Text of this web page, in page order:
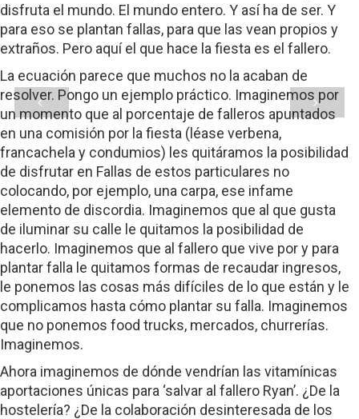
disfruta el mundo. El mundo entero. Y así ha de ser. Y
para eso se plantan fallas, para que las vean propios y
extraños. Pero aquí el que hace la fiesta es el fallero.
La ecuación parece que muchos no la acaban de
resolver. Pongo un ejemplo práctico. Imaginemos por
un momento que al porcentaje de falleros apuntados
en una comisión por la fiesta (léase verbena,
francachela y condumios) les quitáramos la posibilidad
de disfrutar en Fallas de estos particulares no
colocando, por ejemplo, una carpa, ese infame
elemento de discordia. Imaginemos que al que gusta
de iluminar su calle le quitamos la posibilidad de
hacerlo. Imaginemos que al fallero que vive por y para
plantar falla le quitamos formas de recaudar ingresos,
le ponemos las cosas más difíciles de lo que están y le
complicamos hasta cómo plantar su falla. Imaginemos
que no ponemos food trucks, mercados, churrerías.
Imaginemos.
Ahora imaginemos de dónde vendrían las vitamínicas
aportaciones únicas para ‘salvar al fallero Ryan’. ¿De la
hostelería? ¿De la colaboración desinteresada de los